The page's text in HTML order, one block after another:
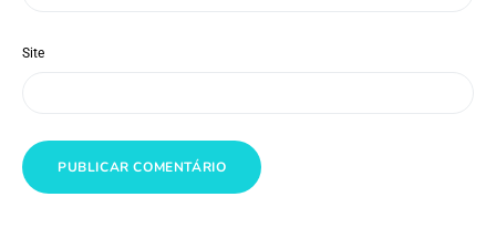
Site